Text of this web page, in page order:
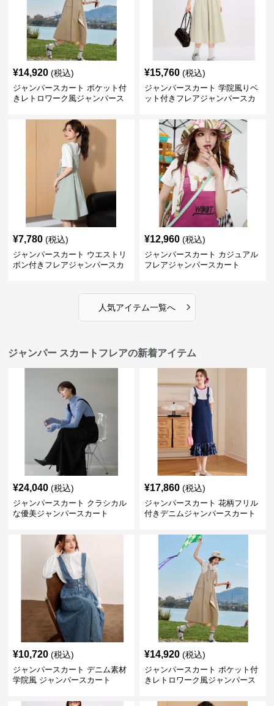
¥14,920 (税込)
ジャンパースカート ポケット付
きレトロワーク風ジャンパース
¥15,760 (税込)
ジャンパースカート 学院風りベ
ット付きフレアジャンパースカ
¥7,780 (税込)
ジャンパースカート ウエストリ
ボン付きフレアジャンパースカ
¥12,960 (税込)
ジャンパースカート カジュアル
フレアジャンパースカート
人気アイテム一覧へ ›
ジャンパー スカートフレアの新着アイテム
¥24,040 (税込)
ジャンパースカート クラシカル
な優美ジャンパースカート
¥17,860 (税込)
ジャンパースカート 花柄フリル
付きデニムジャンパースカート
¥10,720 (税込)
ジャンパースカート デニム素材
学院風 ジャンパースカート
¥14,920 (税込)
ジャンパースカート ポケット付
きレトロワーク風ジャンパース